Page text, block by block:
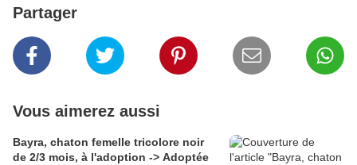
Partager
Vous aimerez aussi
Bayra, chaton femelle tricolore noir
de 2/3 mois, à l'adoption -> Adoptée